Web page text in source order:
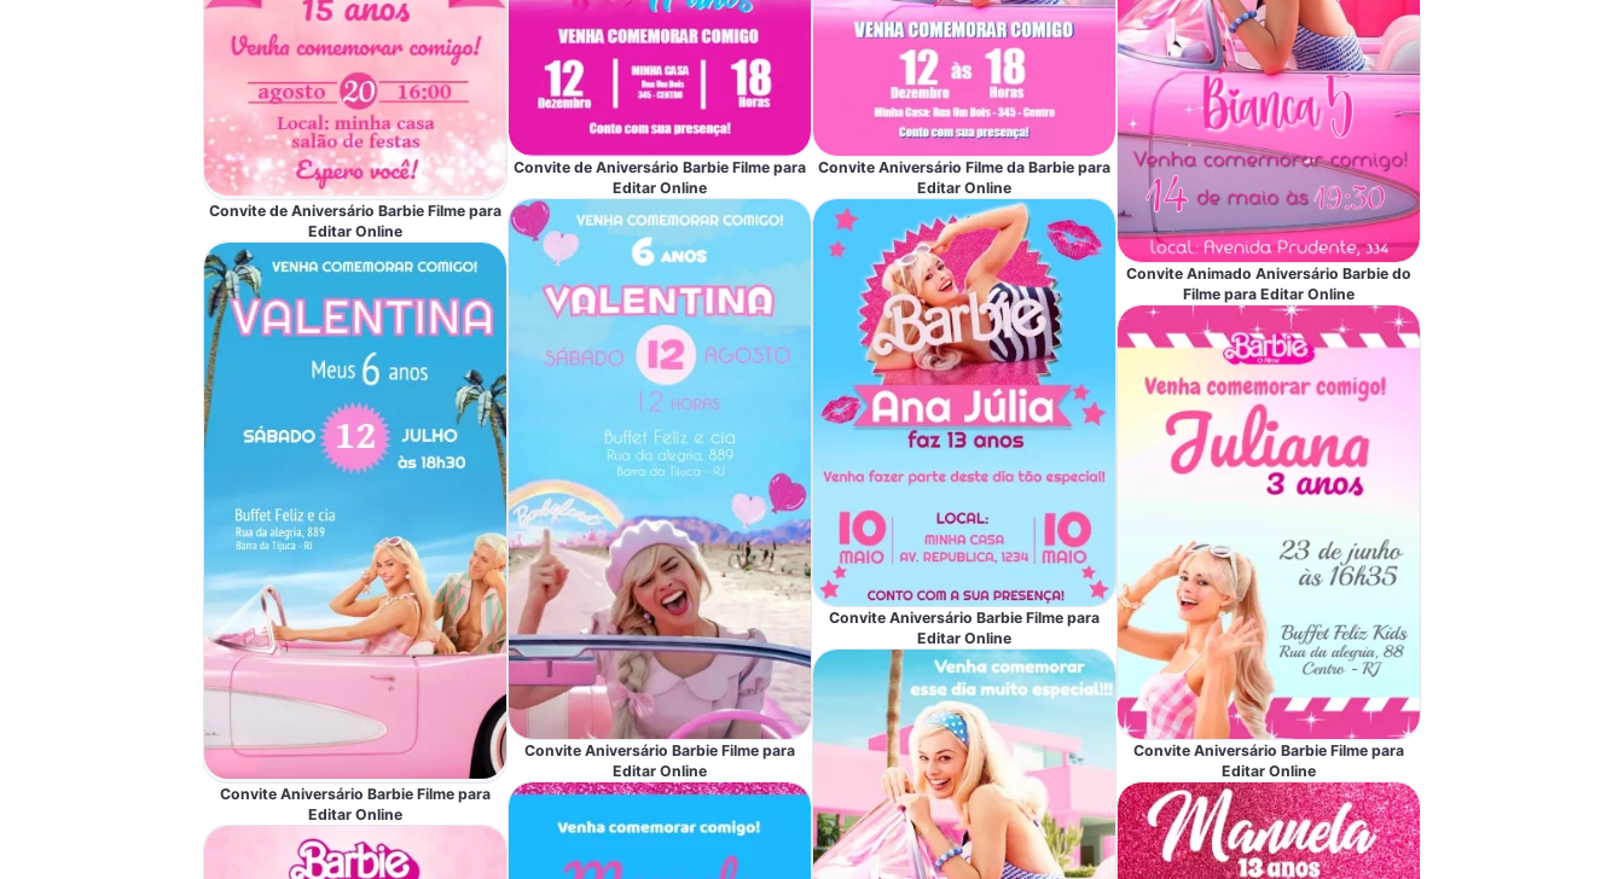
Convite de Aniversário Barbie Filme para
Editar Online
Convite Aniversário Barbie Filme para
Editar Online
Convite de Aniversário Barbie Filme para
Editar Online
Convite Aniversário Barbie Filme para
Editar Online
Convite Aniversário Filme da Barbie para
Editar Online
Convite Aniversário Barbie Filme para
Editar Online
Convite Animado Aniversário Barbie do
Filme para Editar Online
Convite Aniversário Barbie Filme para
Editar Online